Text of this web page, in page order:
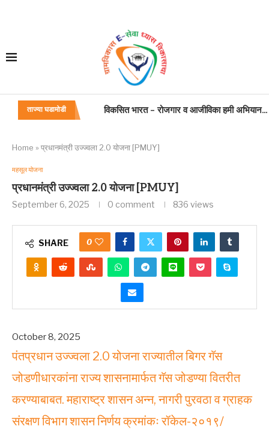
ताज्या घडामोडी
बांधकाम कामगार,कंत्राटदार. सुशिक्षित बेरोजगार
Home » प्रधानमंत्री उज्ज्वला 2.0 योजना [PMUY]
महसूल योजना
प्रधानमंत्री उज्ज्वला 2.0 योजना [PMUY]
September 6, 2025 0 comment 836 views
SHARE 0
October 8, 2025
पंतप्रधान उज्ज्वला 2.0 योजना राज्यातील बिगर गॅस
जोडणीधारकांना राज्य शासनामार्फत गॅस जोडण्या वितरीत
करण्याबाबत. महाराष्ट्र शासन अन्न, नागरी पुरवठा व ग्राहक
संरक्षण विभाग शासन निर्णय क्रमांकः रॉकेल-२०१९/